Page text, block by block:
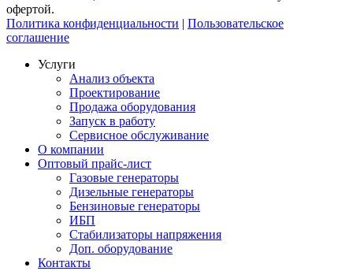
офертой.
Политика конфиденциальности | Пользовательское
соглашение
Услуги
Анализ объекта
Проектирование
Продажа оборудования
Запуск в работу
Сервисное обслуживание
О компании
Оптовый прайс-лист
Газовые генераторы
Дизельные генераторы
Бензиновые генераторы
ИБП
Стабилизаторы напряжения
Доп. оборудование
Контакты